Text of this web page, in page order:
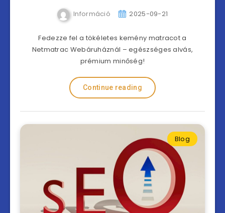
Információ 2025-09-21
Fedezze fel a tökéletes kemény matracot a
Netmatrac Webáruháznál – egészséges alvás,
prémium minőség!
Continue reading
Blog